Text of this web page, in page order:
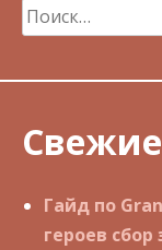
Найти:
Гайд по
героев